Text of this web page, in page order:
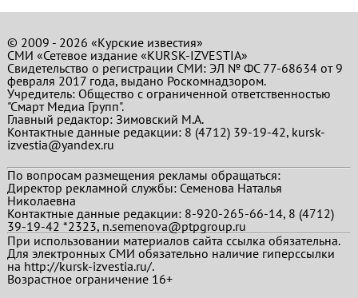
© 2009 - 2026 «Курские известия»
СМИ «Сетевое издание «KURSK-IZVESTIA»
Свидетельство о регистрации СМИ: ЭЛ № ФС 77-68634 от 9
февраля 2017 года, выдано Роскомнадзором.
Учредитель: Общество с ограниченной ответственностью
"Смарт Медиа Групп".
Главный редактор:Зимовский М.А.
Контактные данные редакции: 8 (4712) 39-19-42, kursk-
izvestia@yandex.ru
По вопросам размещения рекламы обращаться:
Директор рекламной службы: Семенова Наталья
Николаевна
Контактные данные редакции: 8-920-265-66-14, 8 (4712)
39-19-42 *2323, n.semenova@ptpgroup.ru
При использовании материалов сайта ссылка обязательна.
Для электронных СМИ обязательно наличие гиперссылки
на http://kursk-izvestia.ru/.
Возрастное ограничение 16+